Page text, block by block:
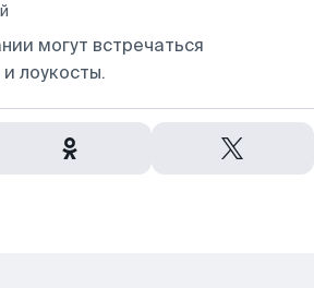
могут встречаться
лоукосты.